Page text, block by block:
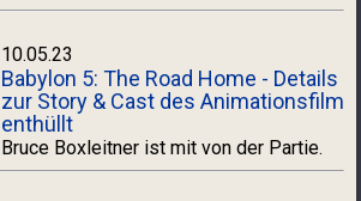
10.05.23
Babylon 5: The Road Home - Details
zur Story & Cast des Animationsfilm
enthüllt
Bruce Boxleitner ist mit von der Partie.